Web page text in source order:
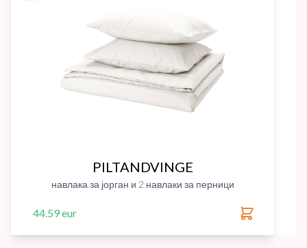
PILTANDVINGE
навлака за јорган и 2 навлаки за перници
44.59 eur